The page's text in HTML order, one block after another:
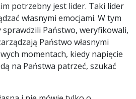
potrzebny jest lider. Taki lider
własnymi emocjami. W tym
sprawdzili Państwo, weryfikowali,
Państwo własnymi
momentach, kiedy napięcie
na Państwa patrzeć, szukać